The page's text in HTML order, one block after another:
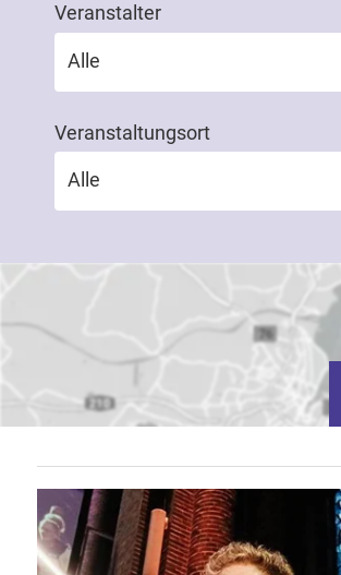
Veranstalter
Alle
Veranstaltungsort
Alle